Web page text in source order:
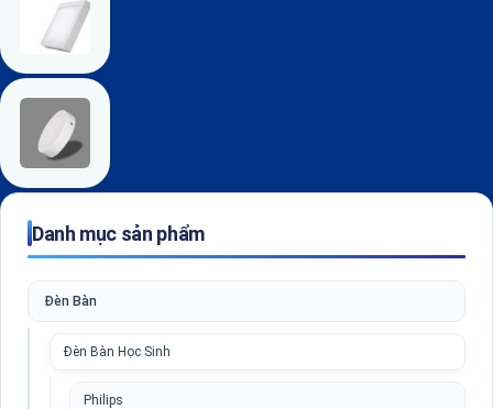
Danh mục sản phẩm
Đèn Bàn
Đèn Bàn Học Sinh
Philips